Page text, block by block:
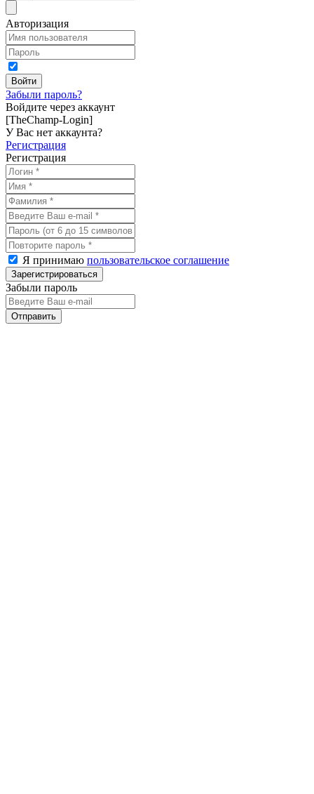
Авторизация
Забыли пароль?
Войдите через аккаунт
[TheChamp-Login]
У Вас нет аккаунта?
Регистрация
Регистрация
Я принимаю пользовательское соглашение
Забыли пароль